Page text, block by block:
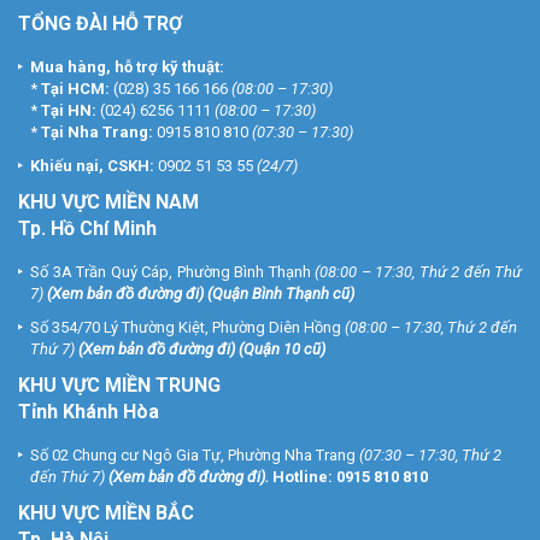
TỔNG ĐÀI HỖ TRỢ
Mua hàng, hỗ trợ kỹ thuật:
* Tại HCM: (028) 35 166 166 (08:00 – 17:30)
* Tại HN: (024) 6256 1111 (08:00 – 17:30)
* Tại Nha Trang: 0915 810 810 (07:30 – 17:30)
Khiếu nại, CSKH: 0902 51 53 55 (24/7)
KHU VỰC MIỀN NAM
Tp. Hồ Chí Minh
Số 3A Trần Quý Cáp, Phường Bình Thạnh (08:00 – 17:30, Thứ 2 đến Thứ
7) (Xem bản đồ đường đi) (Quận Bình Thạnh cũ)
Số 354/70 Lý Thường Kiệt, Phường Diên Hồng (08:00 – 17:30, Thứ 2 đến
Thứ 7) (Xem bản đồ đường đi) (Quận 10 cũ)
KHU VỰC MIỀN TRUNG
Tỉnh Khánh Hòa
Số 02 Chung cư Ngô Gia Tự, Phường Nha Trang (07:30 – 17:30, Thứ 2
đến Thứ 7) (Xem bản đồ đường đi). Hotline: 0915 810 810
KHU VỰC MIỀN BẮC